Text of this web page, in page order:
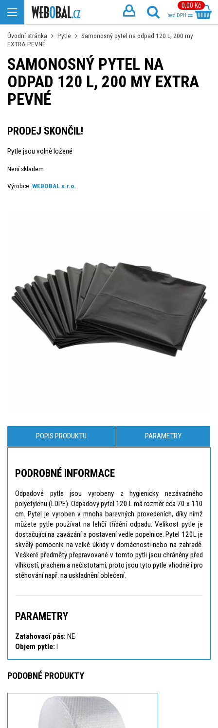
0,00 Kč
bez DPH
Úvodní stránka Pytle
Samonosný pytel na odpad 120 L, 200 my
EXTRA PEVNÉ
SAMONOSNÝ PYTEL NA
ODPAD 120 L, 200 MY EXTRA
PEVNÉ
PRODEJ SKONČIL!
Pytle jsou volně ložené
Není skladem
Výrobce: WEBOBAL s.r.o.
POPIS PRODUKTU PARAMETRY
PODROBNÉ INFORMACE
Odpadové pytle jsou vyrobeny z hygienicky nezávadného
polyetylenu (LDPE). Odpadový pytel 120 L má rozměr cca 70 x 110
cm. Pytel je vyroben v mnoha barevných provedeních, díky nímž
můžete pytle používat na lehčí třídění odpadu. Velikost pytle je
dostačující na zavázání a postavení vedle popelnice. Pytel 120L je
skvělý pomocník na velké úklidy v domácnosti nebo na zahradě.
Veškeré předměty přepravované v tomto pytli jsou chráněny před
vlhkostí, prachem a nečistotami, proto jsou tyto pytle vhodné i pro
stěhování např. na uskladnění oblečení.
PARAMETRY
Zatahovací pás: NE
Objem pytle: l
PODOBNÉ PRODUKTY